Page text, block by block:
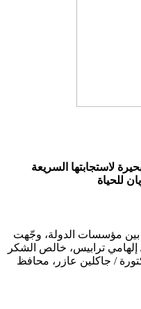
لاستجابتها السريعة
للحياة
مؤسسات الدولة، وجّهت
إلهامي ترابيس، خالص الشكر
/ جاكلين عازر، محافظ